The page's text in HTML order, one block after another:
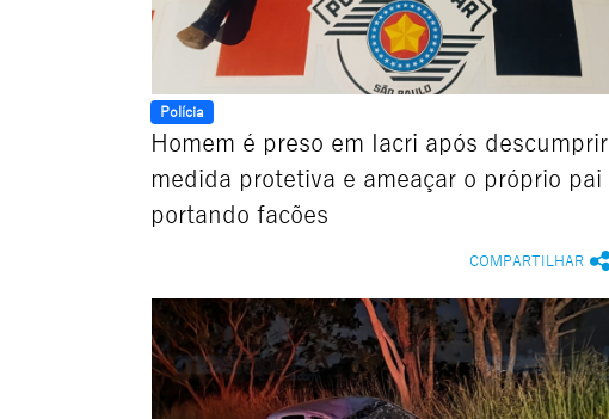
Polícia
Homem é preso em Iacri após descumprir
medida protetiva e ameaçar o próprio pai
portando facões
COMPARTILHAR